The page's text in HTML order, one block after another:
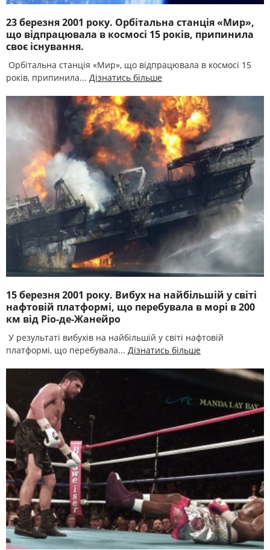
23 березня 2001 року. Орбітальна станція «Мир»,
що відпрацювала в космосі 15 років, припинила
своє існування.
Орбітальна станція «Мир», що відпрацювала в космосі 15
років, припинила... Дізнатись більше
15 березня 2001 року. Вибух на найбільшій у світі
нафтовій платформі, що перебувала в морі в 200
км від Ріо-де-Жанейро
У результаті вибухів на найбільшій у світі нафтовій
платформі, що перебувала... Дізнатись більше